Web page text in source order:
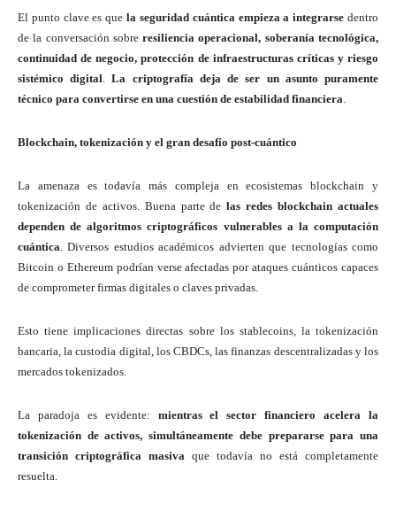
El punto clave es quela seguridad cuántica empieza a integrarse dentro
de la conversación sobreresiliencia operacional, soberanía tecnológica,
continuidad de negocio, protección de infraestructuras críticas y riesgo
sistémico digital .La criptografía deja de ser un asunto puramente
técnico para convertirse en una cuestión de estabilidad financiera
Blockchain, tokenización y el gran desafío post-cuántico
La amenaza es todavía más compleja en ecosistemas blockchain y
tokenización de activos. Buena parte delas redes blockchain actuales
dependen de algoritmos criptográficos vulnerables a la computación
cuántica . Diversos estudios académicos advierten que tecnologías como
Bitcoin o Ethereum podrían verse afectadas por ataques cuánticos capaces
de comprometer firmas digitales o claves privadas.
Esto tiene implicaciones directas sobre los stablecoins, la tokenización
bancaria, la custodia digital, los CBDCs, las finanzas descentralizadas y los
mercados tokenizados.
La paradoja es evidente: mientras el sector financiero acelera la
tokenización de activos, simultáneamente debe prepararse para una
transición criptográfica masiva que todavía no está completamente
resuelta.